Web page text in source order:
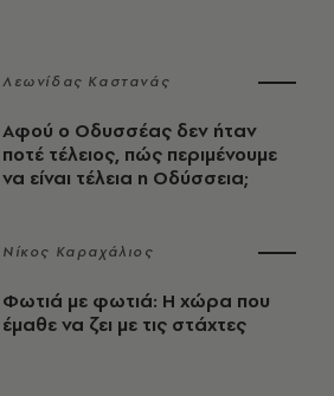
Λεωνίδας Καστανάς
Αφού ο Οδυσσέας δεν ήταν
ποτέ τέλειος, πώς περιμένουμε
να είναι τέλεια η Οδύσσεια;
Νίκος Καραχάλιος
Φωτιά με φωτιά: Η χώρα που
έμαθε να ζει με τις στάχτες